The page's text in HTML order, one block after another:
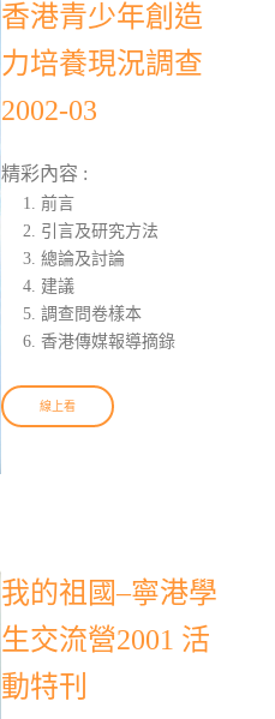
香港青少年創造
力培養現況調查
2002-03
精彩內容 :
前言
引言及研究方法
總論及討論
建議
調查問卷樣本
香港傳媒報導摘錄
線上看
我的祖國–寧港學
生交流營2001 活
動特刊